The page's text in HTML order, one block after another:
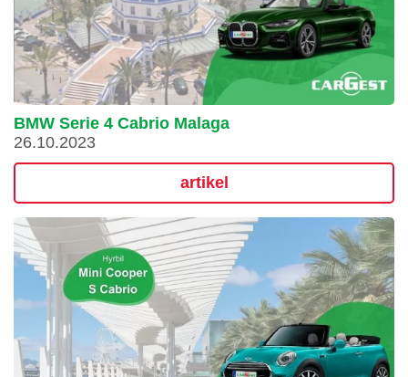
BMW Serie 4 Cabrio Malaga
26.10.2023
artikel